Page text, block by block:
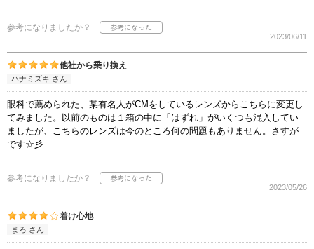
参考になりましたか？
2023/06/11
他社から乗り換え
ハナミズキ さん
眼科で薦められた、某有名人がCMをしているレンズからこちらに変更し
てみました。以前のものは１箱の中に「はずれ」がいくつも混入してい
ましたが、こちらのレンズは今のところ何の問題もありません。さすが
です☆彡
参考になりましたか？
2023/05/26
着け心地
まろ さん